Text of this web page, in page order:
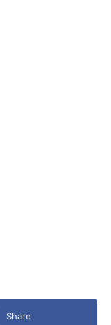
Share